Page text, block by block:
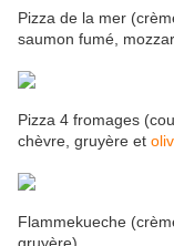
Pizza de la mer
saumon fumé,
Pizza 4 fromages
chèvre, gruyère et
Flammekueche